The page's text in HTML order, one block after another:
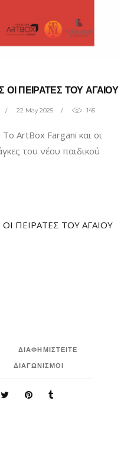
ΠΕΙΡΑΤΕΣ ΤΟΥ ΑΓΑΙΟΥ
22 May 2025 145
ArtBox Fargani και οι
του νέου παιδικού
ΠΕΙΡΑΤΕΣ ΤΟΥ ΑΓΑΙΟΥ
ΔΙΑΦΗΜΙΣΤΕΙΤΕ
ΔΙΑΓΩΝΙΣΜΟΙ